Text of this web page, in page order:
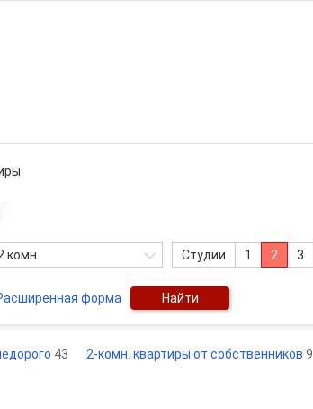
комн. Студии 1 2 3
форма Найти
43 2-комн. квартиры от собственников 9